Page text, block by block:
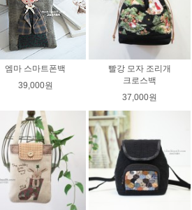
엠마 스마트폰백
39,000원
빨강 모자 조리개
크로스백
37,000원